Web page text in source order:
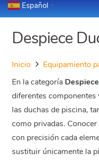
Español ▼
Despiece
Inicio Equipamiento
En la categoría
diferentes
las duchas de piscina,
como privadas.
con precisión cada
sustituir únicamente la